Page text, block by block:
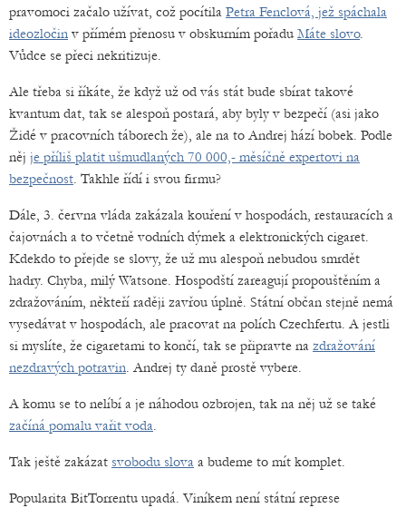
pravomoci začalo užívat, což pocítila Petra Fenclová, jež spáchala
ideozločin v přímém přenosu v obskurním pořadu Máte slovo.
Vůdce se přeci nekritizuje.
Ale třeba si říkáte, že když už od vás stát bude sbírat takové
kvantum dat, tak se alespoň postará, aby byly v bezpečí (asi jako
Židé v pracovních táborech že), ale na to Andrej hází bobek. Podle
něj je příliš platit ušmudlaných 70 000,- měsíčně expertovi na
bezpečnost. Takhle řídí i svou firmu?
Dále, 3. června vláda zakázala kouření v hospodách, restauracích a
čajovnách a to včetně vodních dýmek a elektronických cigaret.
Kdekdo to přejde se slovy, že už mu alespoň nebudou smrdět
hadry. Chyba, milý Watsone. Hospodští zareagují propouštěním a
zdražováním, někteří raději zavřou úplně. Státní občan stejně nemá
vysedávat v hospodách, ale pracovat na polích Czechfertu. A jestli
si myslíte, že cigaretami to končí, tak se připravte na zdražování
nezdravých potravin. Andrej ty daně prostě vybere.
A komu se to nelíbí a je náhodou ozbrojen, tak na něj už se také
začíná pomalu vařit voda.
Tak ještě zakázat svobodu slova a budeme to mít komplet.
Popularita BitTorrentu upadá. Viníkem není státní represe